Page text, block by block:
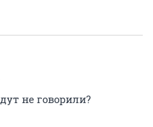
не говорили?